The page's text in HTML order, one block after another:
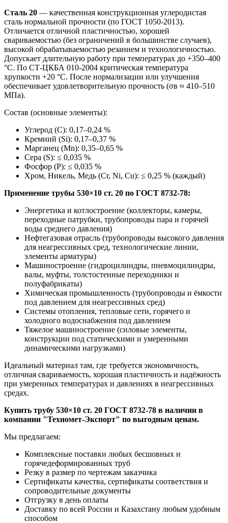
Сталь 20 — качественная конструкционная углеродистая
сталь нормальной прочности (по ГОСТ 1050-2013).
Отличается отличной пластичностью, хорошей
свариваемостью (без ограничений в большинстве случаев),
высокой обрабатываемостью резанием и технологичностью.
Допускает длительную работу при температурах до +350–400
°C. По СТ-ЦКБА 010-2004 критическая температура
хрупкости +20 °C. После нормализации или улучшения
обеспечивает удовлетворительную прочность (σв ≈ 410–510
МПа).
Состав (основные элементы):
Углерод (C): 0,17–0,24 %
Кремний (Si): 0,17–0,37 %
Марганец (Mn): 0,35–0,65 %
Сера (S): ≤ 0,035 %
Фосфор (P): ≤ 0,035 %
Хром, Никель, Медь (Cr, Ni, Cu): ≤ 0,25 % (каждый)
Применение трубы 530×10 ст. 20 по ГОСТ 8732-78:
Энергетика и котлостроение (коллекторы, камеры,
переходные патрубки, трубопроводы пара и горячей
воды среднего давления)
Нефтегазовая отрасль (трубопроводы высокого давления
для неагрессивных сред, технологические линии,
элементы арматуры)
Машиностроение (гидроцилиндры, пневмоцилиндры,
валы, муфты, толстостенные переходники и
полуфабрикаты)
Химическая промышленность (трубопроводы и ёмкости
под давлением для неагрессивных сред)
Системы отопления, тепловые сети, горячего и
холодного водоснабжения под давлением
Тяжелое машиностроение (силовые элементы,
конструкции под статическими и умеренными
динамическими нагрузками)
Идеальный материал там, где требуется экономичность,
отличная свариваемость, хорошая пластичность и надёжность
при умеренных температурах и давлениях в неагрессивных
средах.
Купить трубу 530×10 ст. 20 ГОСТ 8732-78 в наличии в
компании "Техномет-Экспорт" по выгодным ценам.
Мы предлагаем:
Комплексные поставки любых бесшовных и
горячедеформированных труб
Резку в размер по чертежам заказчика
Сертификаты качества, сертификаты соответствия и
сопроводительные документы
Отгрузку в день оплаты
Доставку по всей России и Казахстану любым удобным
способом